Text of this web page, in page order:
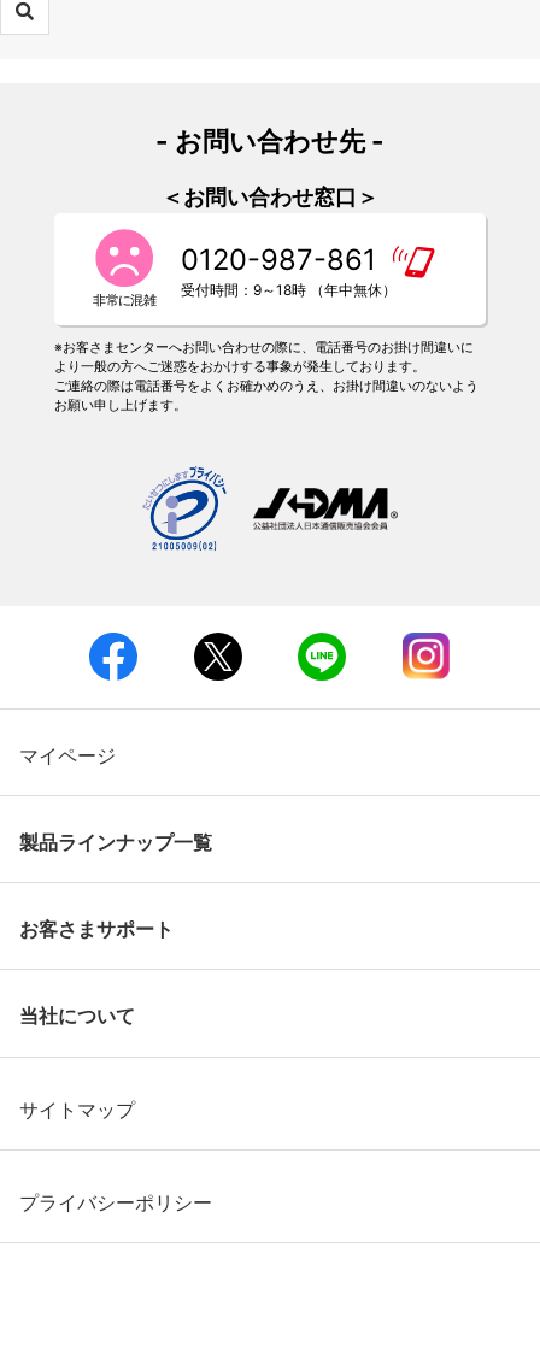
- お問い合わせ先 -
＜お問い合わせ窓口＞
0120-987-861
受付時間：9～18時 （年中無休）
※お客さまセンターへお問い合わせの際に、電話番号のお掛け間違いに
より一般の方へご迷惑をおかけする事象が発生しております。
ご連絡の際は電話番号をよくお確かめのうえ、お掛け間違いのないよう
お願い申し上げます。
マイページ
製品ラインナップ一覧
お客さまサポート
当社について
サイトマップ
プライバシーポリシー